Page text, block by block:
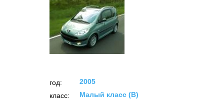
год:
2005
класс:
Малый класс (B)